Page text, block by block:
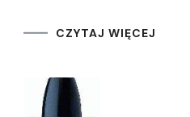
CZYTAJ WIĘCEJ